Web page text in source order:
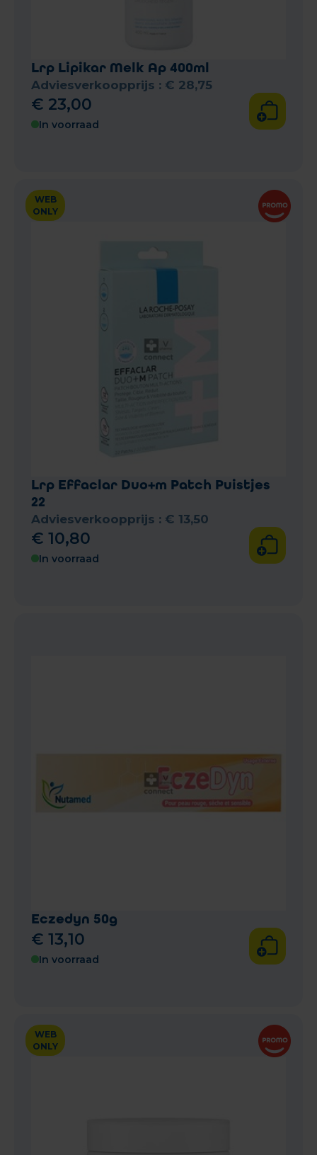
Lrp Lipikar Melk Ap 400ml
Adviesverkoopprijs : € 28,75
€ 23,00
In voorraad
WEB
ONLY
Lrp Effaclar Duo+m Patch Puistjes
22
Adviesverkoopprijs : € 13,50
€ 10,80
In voorraad
Eczedyn 50g
€ 13,10
In voorraad
WEB
ONLY